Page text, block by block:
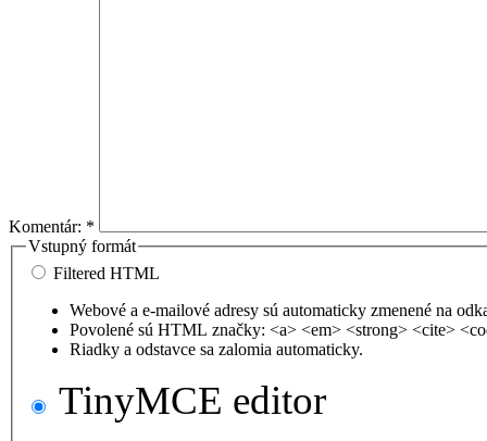
Komentár: *
Vstupný formát
Filtered HTML
Webové a e-mailové adresy sú automaticky zmenené na
Povolené sú HTML značky: <a> <em> <strong> <cite>
Riadky a odstavce sa zalomia automaticky.
TinyMCE editor